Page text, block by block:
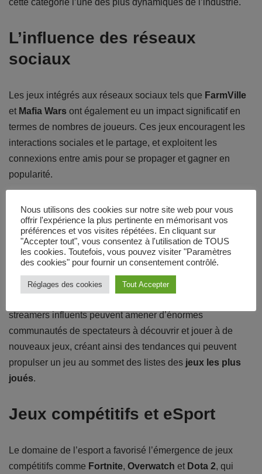
L’influence des réseaux
sociaux
Les jeux intégrés aux réseaux sociaux tels que FarmVille
et Mafia Wars ont également eu un impact significatif en
termes de nombres de joueurs. Ces jeux encouragent les
interactions sociales et le partage, et exploitent les
connexions entre amis pour se propager et gagner en
popularité.
Lisez aussi : Exploration des nouvelles
fonctionnalités de l'iPhone 15
De même, l’essor des plateformes de streaming de jeux
commeTwitchetYouTube Gaminga transformé la façon
streamers influents peuvent amener d’énormes
communautés de spectateurs à découvrir et jouer à de
nouveaux jeux, créant ainsi des tendances qui peuvent
propulser un jeu au sommet des listes des jeux les plus
joués.
Jeux compétitifs et eSport
Le domaine de l’esport a favorisé l’émergence de jeux
compétitifs comme Fortnite, Overwatch et Dota 2, qui
Nous utilisons des cookies sur notre site web pour vous
offrir l'expérience la plus pertinente en mémorisant vos
préférences et vos visites répétées. En cliquant sur
"Accepter tout", vous consentez à l'utilisation de TOUS
les cookies. Toutefois, vous pouvez visiter "Paramètres
des cookies" pour fournir un consentement contrôlé.
Réglages des cookies Tout Accepter